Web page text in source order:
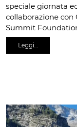
speciale giornata
collaborazione con
Summit
Leggi…